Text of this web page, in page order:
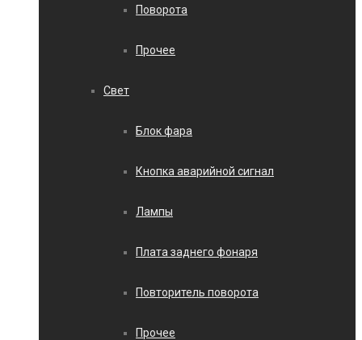
Поворота
Прочее
Свет
Блок фара
Кнопка аварийной сигнал
Лампы
Плата заднего фонаря
Повторитель поворота
Прочее